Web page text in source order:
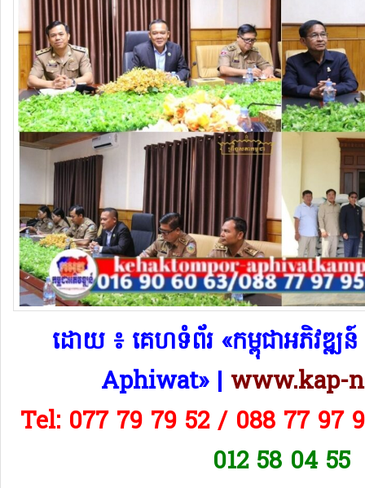
ដោយ ៖ គេហទំព័រ «កម្ពុជាអភិវឌ្ឍ
Aphiwat​» | www.kap-
Tel: 077 79 79 52 / 088 77 97
012 58 04 55